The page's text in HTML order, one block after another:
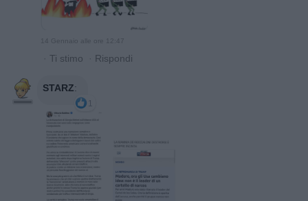
14 Gennaio alle ore 12:47
· Ti stimo · Rispondi
STARZ:
1